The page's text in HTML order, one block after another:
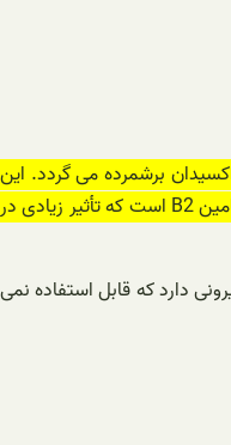
برشمرده می گردد. این
و غیره است. این محصول خوراکی منبع ویتامین B2 است که تأثیر زیادی در
دارد که قابل استفاده نمی